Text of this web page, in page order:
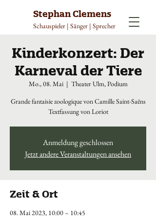
Stephan Clemens
Schauspieler | Sänger | Sprecher
Kinderkonzert: Der
Karneval der Tiere
Mo., 08. Mai
  |
Theater Ulm, Podium
Grande fantaisie zoologique von Camille Saint-Saëns
Textfassung von Loriot
Anmeldung geschlossen
Jetzt andere Veranstaltungen ansehen
Zeit & Ort
08. Mai 2023, 10:00 – 10:45